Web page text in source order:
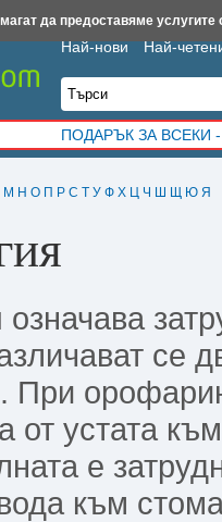
М Н О П Р С Т У Ф Х Ц Ч Ш Щ Ю Я
се
При
от устата
е
към
Най-нови Най-
ПОДАРЪК ЗА
Kak-da.com Iztochnik.com
да предоставяме